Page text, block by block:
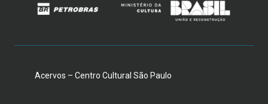
Acervos – Centro Cultural São Paulo